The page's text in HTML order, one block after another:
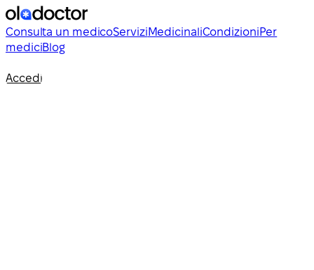
Consulta un medicoServiziMedicinaliCondizioniPer
mediciBlog
Accedi